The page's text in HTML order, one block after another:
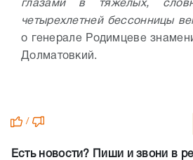
глазами в тяжелых,
четырехлетней бессонницы
о генерале Родимцеве
Долматовкий.
/
Есть новости? Пиши и звони в